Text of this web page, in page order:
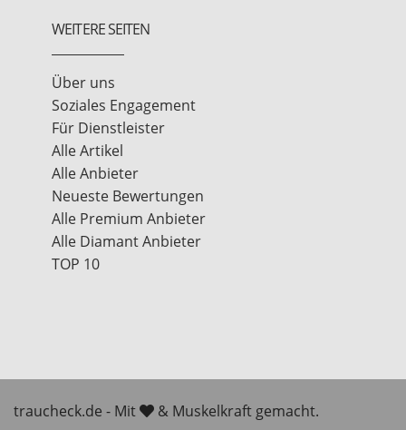
WEITERE SEITEN
Über uns
Soziales Engagement
Für Dienstleister
Alle Artikel
Alle Anbieter
Neueste Bewertungen
Alle Premium Anbieter
Alle Diamant Anbieter
TOP 10
traucheck.de - Mit & Muskelkraft gemacht.